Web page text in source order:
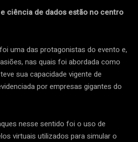
ciência de dados estão no centro
uma das protagonistas do evento e,
nas quais foi abordada como
sua capacidade vigente de
por empresas gigantes do
nesse sentido foi o uso de
virtuais utilizados para simular o